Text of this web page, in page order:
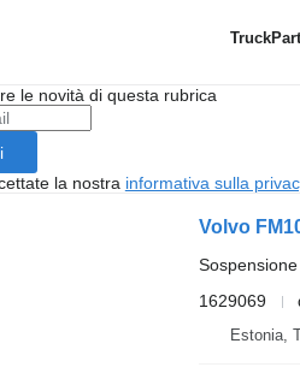
le novità di questa rubrica
la nostra informativa sulla
Volvo
1629069
Estonia,